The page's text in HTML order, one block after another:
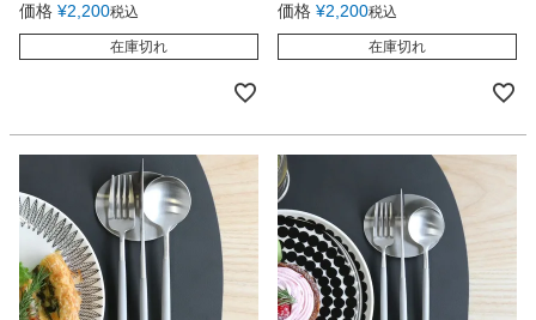
価格 ¥2,200税込
在庫切れ
価格 ¥2,200税込
在庫切れ